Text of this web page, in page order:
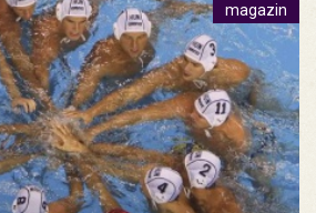
magazin